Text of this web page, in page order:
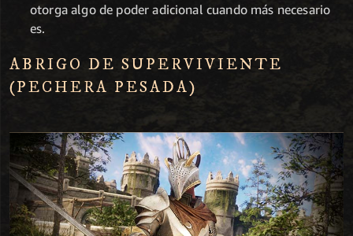
otorga algo de poder adicional cuando más necesario
es.
ABRIGO DE SUPERVIVIENTE
(PECHERA PESADA)